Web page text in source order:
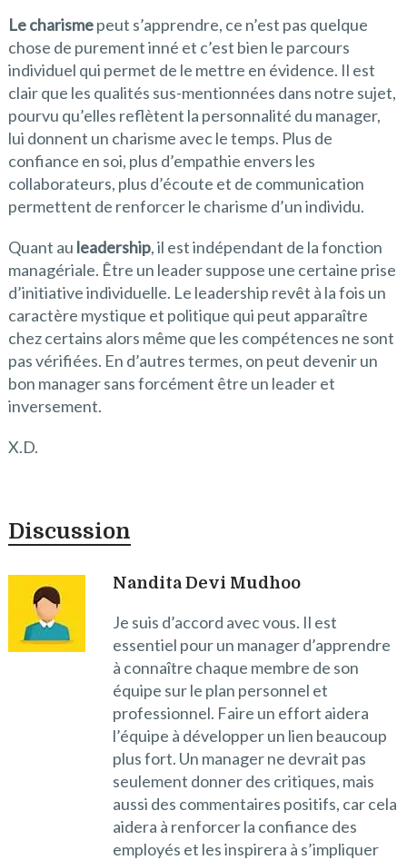
Le charismepeut s’apprendre, ce n’est pas quelque
chose de purement inné et c’est bien le parcours
individuel qui permet de le mettre en évidence. Il est
clair que les qualités sus-mentionnées dans notre sujet,
pourvu qu’elles reflètent la personnalité du manager,
lui donnent un charisme avec le temps. Plus de
confiance en soi, plus d’empathie envers les
collaborateurs, plus d’écoute et de communication
permettent de renforcer le charisme d’un individu.
Quant au leadership, il est indépendant de la fonction
managériale. Être un leader suppose une certaine prise
d’initiative individuelle. Le leadership revêt à la fois un
caractère mystique et politique qui peut apparaître
chez certains alors même que les compétences ne sont
pas vérifiées. En d’autres termes, on peut devenir un
bon manager sans forcément être un leader et
inversement.
X.D.
Discussion
Nandita Devi Mudhoo
Je suis d’accord avec vous. Il est
essentiel pour un manager d’apprendre
à connaître chaque membre de son
équipe sur le plan personnel et
professionnel. Faire un effort aidera
l’équipe à développer un lien beaucoup
plus fort. Un manager ne devrait pas
seulement donner des critiques, mais
aussi des commentaires positifs, car cela
aidera à renforcer la confiance des
employés et les inspirera à s’impliquer